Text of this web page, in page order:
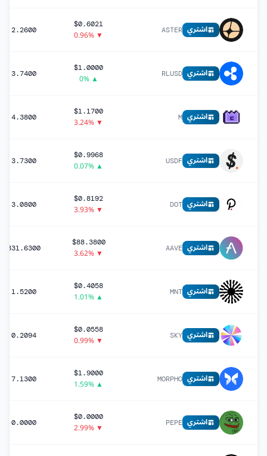
اشتري ASTER
$0.6021
▼ 0.96%
2.2600
اشتري RLUSD
$1.0000
▲ 0%
3.7400
اشتري M
$1.1700
▼ 3.24%
4.3800
اشتري USDF
$0.9968
▲ 0.07%
3.7300
اشتري DOT
$0.8192
▼ 3.93%
3.0800
اشتري AAVE
$88.3800
▼ 3.62%
331.6300
اشتري MNT
$0.4058
▲ 1.01%
1.5200
اشتري SKY
$0.0558
▼ 0.99%
0.2094
اشتري MORPHO
$1.9000
▲ 1.59%
7.1300
اشتري PEPE
$0.0000
▼ 2.99%
0.0000